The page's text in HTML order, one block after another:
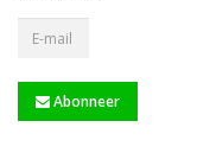
Abonneer